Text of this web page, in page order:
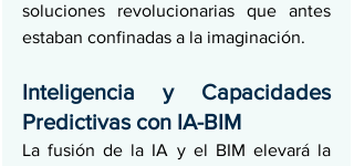
soluciones revolucionarias que antes
estaban confinadas a la imaginación.
Inteligencia y Capacidades
Predictivas con IA-BIM
La fusión de la IA y el BIM elevará la